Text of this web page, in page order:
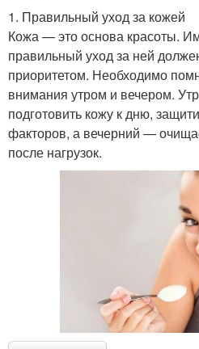
1. Правильный уход за кожей
Кожа — это основа красоты.
правильный уход за ней
приоритетом. Необходимо
внимания утром и вечером.
подготовить кожу к дню,
факторов, а вечерний —
после нагрузок.